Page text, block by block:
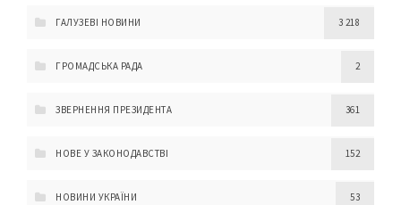
ГАЛУЗЕВІ НОВИНИ 3 218
ГРОМАДСЬКА РАДА 2
ЗВЕРНЕННЯ ПРЕЗИДЕНТА 361
НОВЕ У ЗАКОНОДАВСТВІ 152
НОВИНИ УКРАЇНИ 53